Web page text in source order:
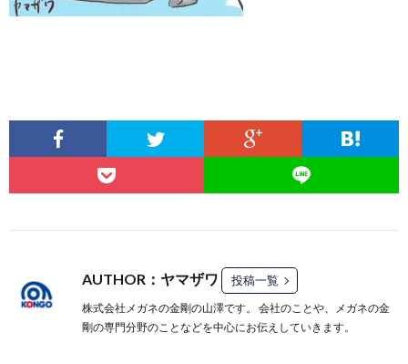
AUTHOR：ヤマザワ 投稿一覧
株式会社メガネの金剛の山澤です。 会社のことや、メガネの金
剛の専門分野のことなどを中心にお伝えしていきます。